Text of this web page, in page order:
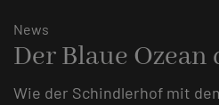
News
Der Blaue Ozean
Wie der Schindlerhof mit